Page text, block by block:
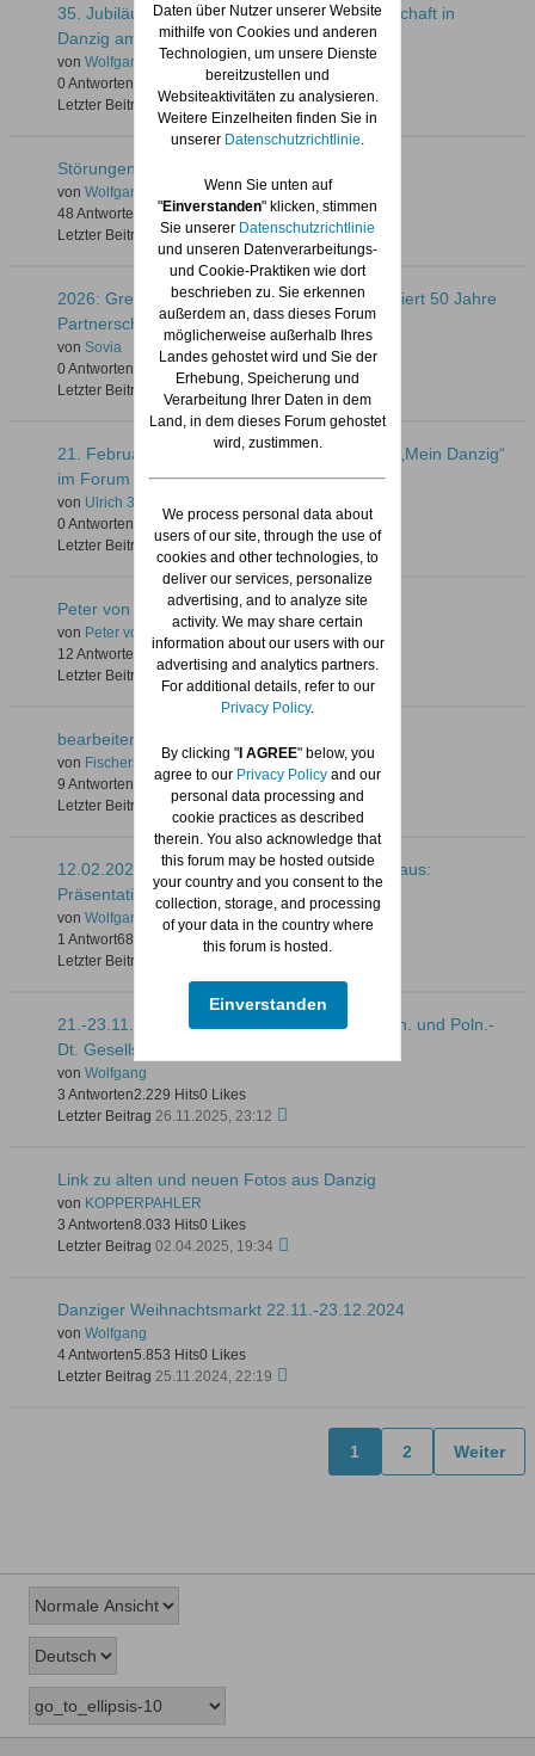
35. Jubiläum der Polnisch-Deutschen Gesellschaft in
Danzig am 17.05.26 in Oliva
von Wolfgang
0 Antworten
0 Likes
Letzter Beitrag
14.05.2026, 20:32
Störungen / Nichterreichbarkeit des Forums
von Wolfgang
48 Antworten
2.847 Hits0 Likes
Letzter Beitrag
12.05.2026, 20:07
2026: Grenzen und Generationen: Bremen feiert 50 Jahre
Partnerschaft mit Danzig
von Sovia
0 Antworten 80 Hits0 Likes
Letzter Beitrag
12.04.2026, 15:16
21. Februar 2026: Eröffnung der Ausstellung „Mein Danzig“
im Forum Gdańsk
von Ulrich 31
0 Antworten 137 Hits 0 Likes
Letzter Beitrag
20.02.2026, 13:57
Peter von Groddeck
von Peter von Groddeck
12 Antworten
Letzter Beitrag
13.02.2026, 10:43
bearbeiten - editieren
von Fischersjung
9 Antworten 227 Hits0 Likes
Letzter Beitrag
11.02.2026, 22:21
12.02.2026 / 17:00 Uhr Rechtstädtische Rathaus:
Präsentation des Buhse-Plans
von Wolfgang
1 Antwort68 Hits
0 Likes
Letzter Beitrag
21.-23.11. Bremen: Jahrestagung der Dt.-Poln. und Poln.-
Dt. Gesellschaften
von Wolfgang
3 Antworten2.229 Hits0 Likes
Letzter Beitrag 26.11.2025, 23:12
Link zu alten und neuen Fotos aus Danzig
von KOPPERPAHLER
3 Antworten8.033 Hits0 Likes
Letzter Beitrag 02.04.2025, 19:34
Danziger Weihnachtsmarkt 22.11.-23.12.2024
von Wolfgang
4 Antworten5.853 Hits0 Likes
Letzter Beitrag 25.11.2024, 22:19
1 2 Weiter
Daten über Nutzer unserer Website
mithilfe von Cookies und anderen
Technologien, um unsere Dienste
bereitzustellen und
Websiteaktivitäten zu analysieren.
Weitere Einzelheiten finden Sie in
unserer Datenschutzrichtlinie
Wenn Sie unten auf
"Einverstanden" klicken, stimmen
Sie unserer Datenschutzrichtlinie
und unseren Datenverarbeitungs-
und Cookie-Praktiken wie dort
beschrieben zu. Sie erkennen
außerdem an, dass dieses Forum
möglicherweise außerhalb Ihres
Landes gehostet wird und Sie der
Erhebung, Speicherung und
Verarbeitung Ihrer Daten in dem
Land, in dem dieses Forum gehostet
wird, zustimmen.
We process personal data about
users of our site, through the use of
cookies and other technologies, to
deliver our services, personalize
advertising, and to analyze site
activity. We may share certain
information about our users with our
advertising and analytics partners.
For additional details, refer to our
Privacy Policy.
By clicking "I AGREE" below, you
agree to our Privacy Policy and our
personal data processing and
cookie practices as described
therein. You also acknowledge that
this forum may be hosted outside
your country and you consent to the
collection, storage, and processing
of your data in the country where
this forum is hosted.
Einverstanden